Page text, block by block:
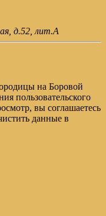
д.52, лит.А
на Боровой
пользовательского
вы соглашаетесь
данные в